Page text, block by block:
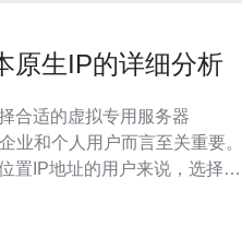
原生IP的详细分析
合适的虚拟专用服务器
业和个人用户而言至关重要。
置IP地址的用户来说，选择一
生IP，帮助您作出明智的决